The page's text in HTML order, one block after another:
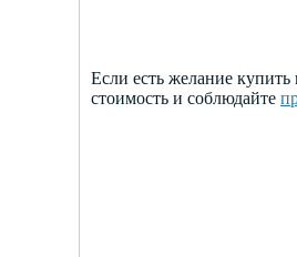
Если есть желание
стоимость и соблюдайте